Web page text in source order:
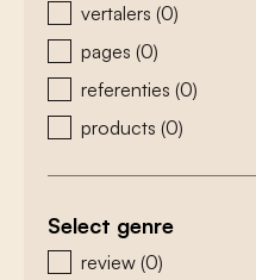
vertalers (0)
pages (0)
referenties (0)
products (0)
Select genre
zoeken - genre
review (0)